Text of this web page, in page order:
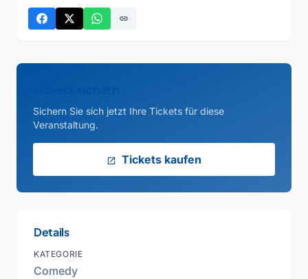
link
Sichern Sie sich jetzt Ihre Tickets für diese
Veranstaltung.
open_in_new Tickets kaufen
Details
KATEGORIE
Comedy